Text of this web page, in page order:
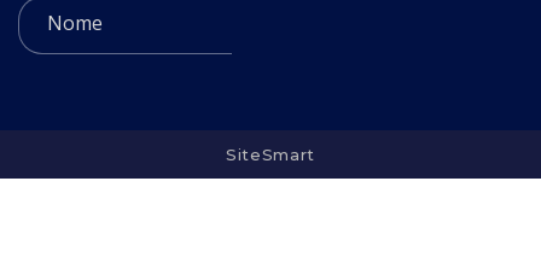
SiteSmart